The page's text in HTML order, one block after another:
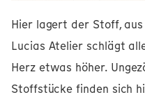
Hier lagert der Stoff,
Lucias Atelier schlägt
Herz etwas höher.
Stoffstücke finden sich